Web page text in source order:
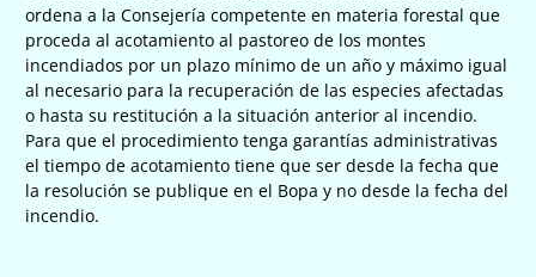
ordena a la Consejería competente en materia forestal que
proceda al acotamiento al pastoreo de los montes
incendiados por un plazo mínimo de un año y máximo igual
al necesario para la recuperación de las especies afectadas
o hasta su restitución a la situación anterior al incendio.
Para que el procedimiento tenga garantías administrativas
el tiempo de acotamiento tiene que ser desde la fecha que
la resolución se publique en el Bopa y no desde la fecha del
incendio.